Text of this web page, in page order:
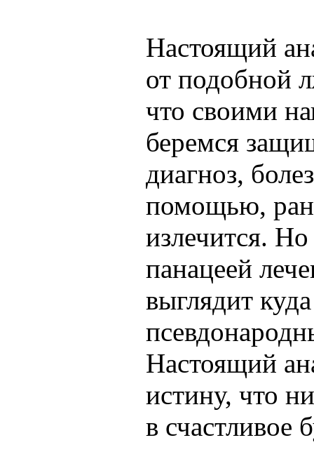
Настоящий
от подобной
что своими
беремся
диагноз,
помощью,
излечится.
панацеей
выглядит
Настоящий
истину, что
в счастливое